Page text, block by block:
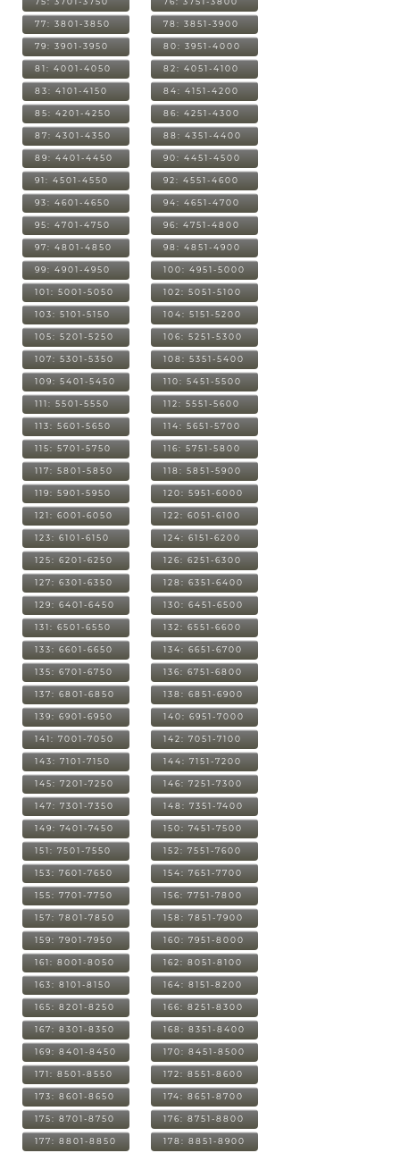
77: 3801-3850 78: 3851-3900
79: 3901-3950 80: 3951-4000
81: 4001-4050 82: 4051-4100
83: 4101-4150 84: 4151-4200
85: 4201-4250 86: 4251-4300
87: 4301-4350 88: 4351-4400
89: 4401-4450 90: 4451-4500
91: 4501-4550 92: 4551-4600
93: 4601-4650 94: 4651-4700
95: 4701-4750 96: 4751-4800
97: 4801-4850 98: 4851-4900
99: 4901-4950 100: 4951-5000
101: 5001-5050 102: 5051-5100
103: 5101-5150 104: 5151-5200
105: 5201-5250 106: 5251-5300
107: 5301-5350 108: 5351-5400
109: 5401-5450 110: 5451-5500
111: 5501-5550 112: 5551-5600
113: 5601-5650 114: 5651-5700
115: 5701-5750 116: 5751-5800
117: 5801-5850 118: 5851-5900
119: 5901-5950 120: 5951-6000
121: 6001-6050 122: 6051-6100
123: 6101-6150 124: 6151-6200
125: 6201-6250 126: 6251-6300
127: 6301-6350 128: 6351-6400
129: 6401-6450 130: 6451-6500
131: 6501-6550 132: 6551-6600
133: 6601-6650 134: 6651-6700
135: 6701-6750 136: 6751-6800
137: 6801-6850 138: 6851-6900
139: 6901-6950 140: 6951-7000
141: 7001-7050 142: 7051-7100
143: 7101-7150 144: 7151-7200
145: 7201-7250 146: 7251-7300
147: 7301-7350 148: 7351-7400
149: 7401-7450 150: 7451-7500
151: 7501-7550 152: 7551-7600
153: 7601-7650 154: 7651-7700
155: 7701-7750 156: 7751-7800
157: 7801-7850 158: 7851-7900
159: 7901-7950 160: 7951-8000
161: 8001-8050 162: 8051-8100
163: 8101-8150 164: 8151-8200
165: 8201-8250 166: 8251-8300
167: 8301-8350 168: 8351-8400
169: 8401-8450 170: 8451-8500
171: 8501-8550 172: 8551-8600
173: 8601-8650 174: 8651-8700
175: 8701-8750 176: 8751-8800
177: 8801-8850 178: 8851-8900